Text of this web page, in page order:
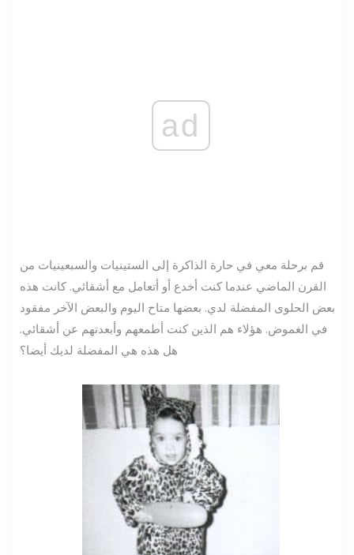
ad
قم برحلة معي في حارة الذاكرة إلى الستينيات والسبعينيات من
القرن الماضي عندما كنت أخدع أو أتعامل مع أشقائي. كانت هذه
بعض الحلوى المفضلة لدي. بعضها متاح اليوم والبعض الآخر مفقود
في الغموض. هؤلاء هم الذين كنت أطمعهم وأبعدتهم عن أشقائي.
هل هذه هي المفضلة لديك أيضا؟